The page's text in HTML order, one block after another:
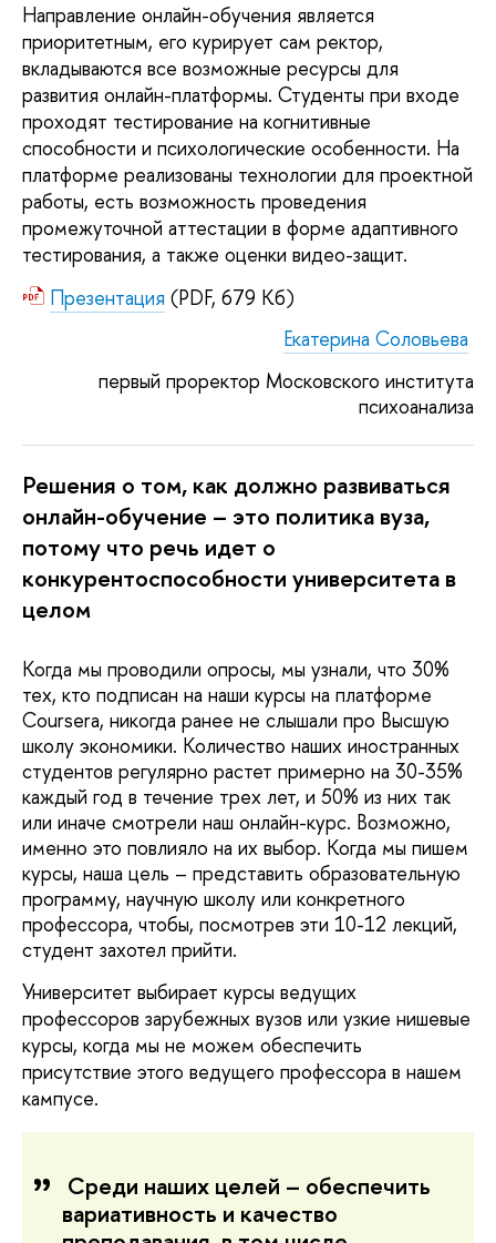
Направление онлайн-обучения является
приоритетным, его курирует сам ректор,
вкладываются все возможные ресурсы для
развития онлайн-платформы. Студенты при входе
проходят тестирование на когнитивные
способности и психологические особенности. На
платформе реализованы технологии для проектной
работы, есть возможность проведения
промежуточной аттестации в форме адаптивного
тестирования, а также оценки видео-защит.
Презентация (PDF, 679 Кб)
Екатерина Соловьева
первый проректор Московского института
психоанализа
Решения о том, как должно развиваться
онлайн-обучение – это политика вуза,
потому что речь идет о
конкурентоспособности университета в
целом
Когда мы проводили опросы, мы узнали, что 30%
тех, кто подписан на наши курсы на платформе
Coursera, никогда ранее не слышали про Высшую
школу экономики. Количество наших иностранных
студентов регулярно растет примерно на 30-35%
каждый год в течение трех лет, и 50% из них так
или иначе смотрели наш онлайн-курс. Возможно,
именно это повлияло на их выбор. Когда мы пишем
курсы, наша цель – представить образовательную
программу, научную школу или конкретного
профессора, чтобы, посмотрев эти 10-12 лекций,
студент захотел прийти.
Университет выбирает курсы ведущих
профессоров зарубежных вузов или узкие нишевые
курсы, когда мы не можем обеспечить
присутствие этого ведущего профессора в нашем
кампусе.
Среди наших целей – обеспечить
вариативность и качество